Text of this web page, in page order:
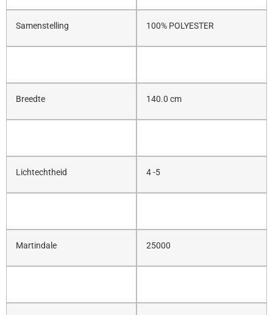
Samenstelling 100% POLYESTER
Breedte 140.0 cm
Lichtechtheid 4 -5
Martindale 25000